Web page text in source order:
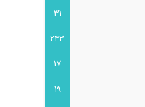
31
243
17
19